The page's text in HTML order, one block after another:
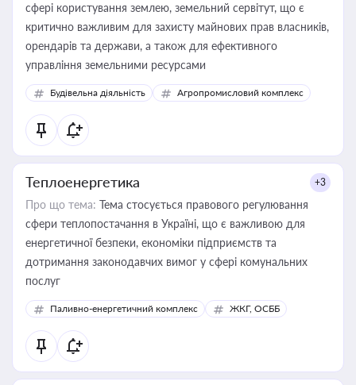
сфері користування землею, земельний сервітут, що є
критично важливим для захисту майнових прав власників,
орендарів та держави, а також для ефективного
управління земельними ресурсами
Будівельна діяльність Агропромисловий комплекс
Теплоенергетика +3
Про що тема: Тема стосується правового регулювання
сфери теплопостачання в Україні, що є важливою для
енергетичної безпеки, економіки підприємств та
дотримання законодавчих вимог у сфері комунальних
послуг
Паливно-енергетичний комплекс ЖКГ, ОСББ